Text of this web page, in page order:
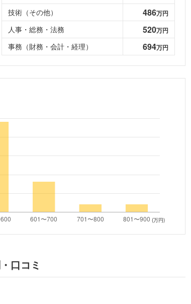
技術（その他） 486万円
人事・総務・法務 520万円
事務（財務・会計・経理） 694万円
(万円)
口コミ